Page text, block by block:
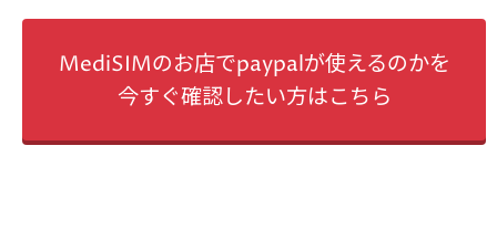
MediSIMのお店でpaypalが使えるのかを
今すぐ確認したい方はこちら